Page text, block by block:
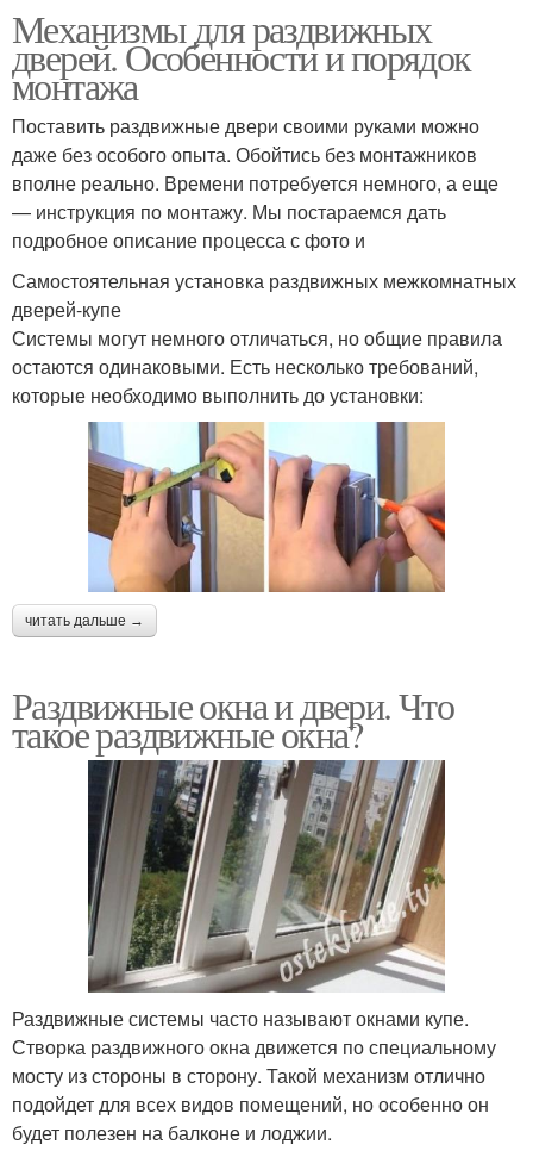
Механизмы для раздвижных
дверей. Особенности и порядок
монтажа
Поставить раздвижные двери своими руками можно
даже без особого опыта. Обойтись без монтажников
вполне реально. Времени потребуется немного, а еще
— инструкция по монтажу. Мы постараемся дать
подробное описание процесса с фото и
Самостоятельная установка раздвижных межкомнатных
дверей-купе
Системы могут немного отличаться, но общие правила
остаются одинаковыми. Есть несколько требований,
которые необходимо выполнить до установки:
читать дальше →
Раздвижные окна и двери. Что
такое раздвижные окна?
Раздвижные системы часто называют окнами купе.
Створка раздвижного окна движется по специальному
мосту из стороны в сторону. Такой механизм отлично
подойдет для всех видов помещений, но особенно он
будет полезен на балконе и лоджии.